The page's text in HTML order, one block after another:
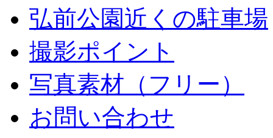
弘前公園近くの駐車場
撮影ポイント
写真素材（フリー）
お問い合わせ